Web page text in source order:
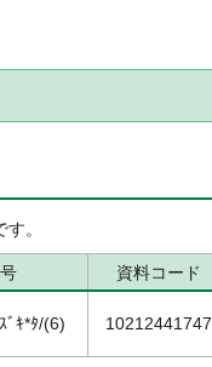
す。
資料コード
ﾞｷ*ﾀ/(6) 10212441747